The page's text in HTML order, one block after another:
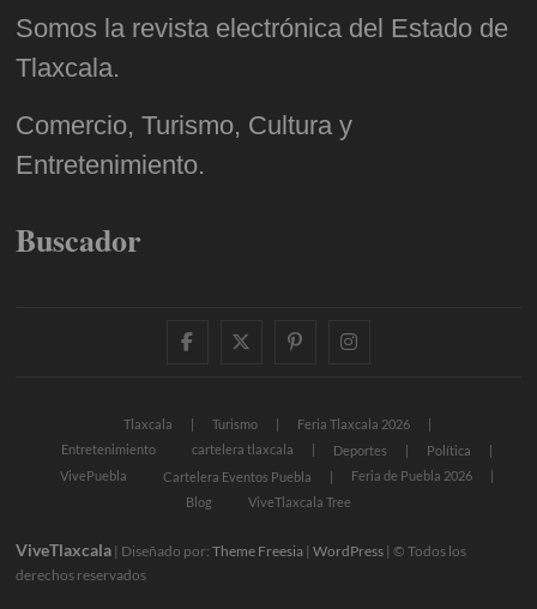
Somos la revista electrónica del Estado de
Tlaxcala.
Comercio, Turismo, Cultura y
Entretenimiento.
Buscador
facebooktwitter
pinterestinstagram
Tlaxcala Turismo
Feria Tlaxcala 2026
Entretenimiento
cartelera tlaxcala Deportes
Política
VivePuebla
Cartelera Eventos Puebla
Feria de Puebla 2026
Blog
ViveTlaxcala Tree
ViveTlaxcala | Diseñado por:Theme Freesia |WordPress | © Todos los
derechos reservados